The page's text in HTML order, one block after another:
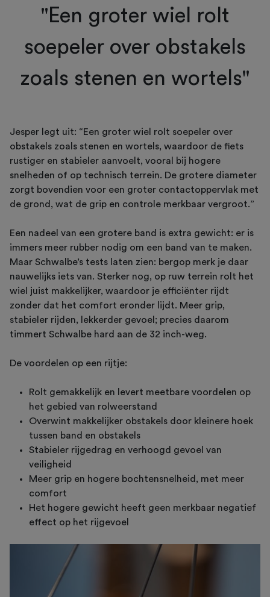
"Een groter wiel rolt
soepeler over obstakels
zoals stenen en wortels"
Jesper legt uit: “Een groter wiel rolt soepeler over
obstakels zoals stenen en wortels, waardoor de fiets
rustiger en stabieler aanvoelt, vooral bij hogere
snelheden of op technisch terrein. De grotere diameter
zorgt bovendien voor een groter contactoppervlak met
de grond, wat de grip en controle merkbaar vergroot.”
Een nadeel van een grotere band is extra gewicht: er is
immers meer rubber nodig om een band van te maken.
Maar Schwalbe’s tests laten zien: bergop merk je daar
nauwelijks iets van. Sterker nog, op ruw terrein rolt het
wiel juist makkelijker, waardoor je efficiënter rijdt
zonder dat het comfort eronder lijdt. Meer grip,
stabieler rijden, lekkerder gevoel; precies daarom
timmert Schwalbe hard aan de 32 inch-weg.
De voordelen op een rijtje:
Rolt gemakkelijk en levert meetbare voordelen op
het gebied van rolweerstand
Overwint makkelijker obstakels door kleinere hoek
tussen band en obstakels
Stabieler rijgedrag en verhoogd gevoel van
veiligheid
Meer grip en hogere bochtensnelheid, met meer
comfort
Het hogere gewicht heeft geen merkbaar negatief
effect op het rijgevoel